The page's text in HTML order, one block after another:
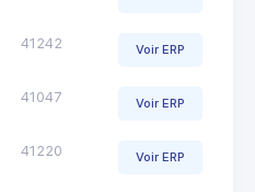
41242 Voir ERP
41047 Voir ERP
41220 Voir ERP